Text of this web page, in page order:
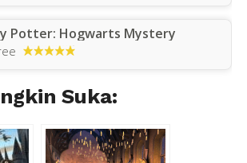
Potter: Hogwarts Mystery
Suka: